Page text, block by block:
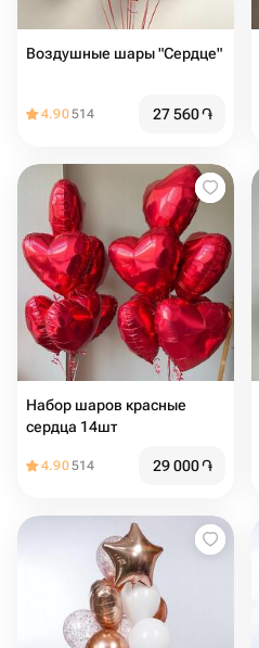
Воздушные шары "Сердце"
4.90514 27 560֏
Набор шаров красные
сердца 14шт
4.90514 29 000֏